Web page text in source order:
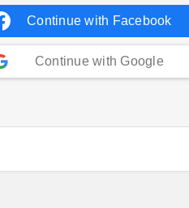
Continue with Facebook
Continue with Google